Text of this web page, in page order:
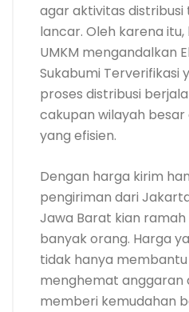
agar aktivitas
lancar. Oleh karena itu,
UMKM mengandalkan
Sukabumi Terverifikasi
proses distribusi
cakupan wilayah
yang efisien.
Dengan harga kirim
pengiriman dari
Jawa Barat kian
banyak orang. Harga
tidak hanya membantu
menghemat anggaran
memberi kemudahan